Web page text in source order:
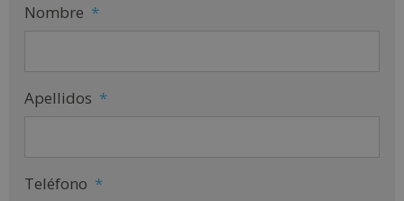
Nombre *
Apellidos *
Teléfono *